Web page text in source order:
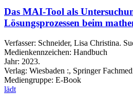
Das MAI-Tool als
Lösungsprozessen beim
Verfasser: Schneider, Lisa Christina.
Medienkennzeichen: Handbuch
Jahr: 2023.
Verlag: Wiesbaden :, Springer
Mediengruppe: E-Book
lädt